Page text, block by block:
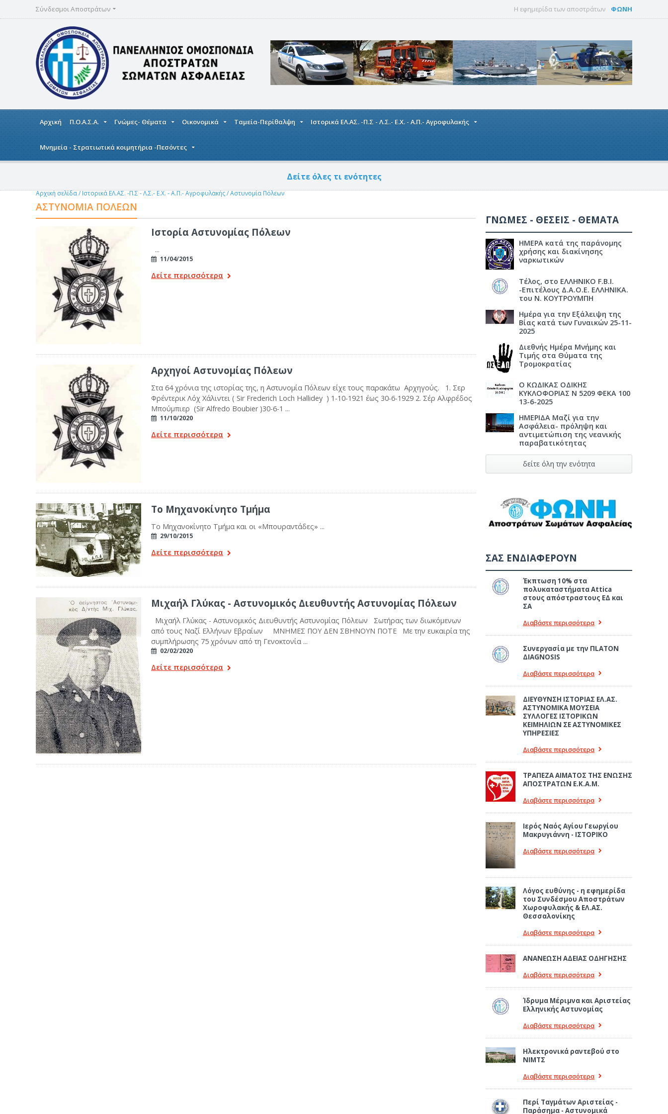
Η εφημερίδα των αποστράτων ΦΩΝΗ
Σύνδεσμοι Αποστράτων
Αρχική Π.Ο.Α.Σ.Α. Γνώμες- Θέματα Οικονομικά Ταμεία-Περίθαλψη Ιστορικά ΕΛ.ΑΣ. -Π.Σ - Λ.Σ.- Ε.Χ. - Α.Π.- Αγροφυλακής
Μνημεία - Στρατιωτικά κοιμητήρια -Πεσόντες
Δείτε όλες τι ενότητες
Αρχική σελίδα/Ιστορικά ΕΛ.ΑΣ. -Π.Σ - Λ.Σ.- Ε.Χ. - Α.Π.- Αγροφυλακής/Αστυνομία Πόλεων
ΑΣΤΥΝΟΜΊΑ ΠΌΛΕΩΝ
Ιστορία Αστυνομίας Πόλεων
...
11/04/2015
Δείτε περισσότερα
Αρχηγοί Αστυνομίας Πόλεων
Στα 64 χρόνια της ιστορίας της, η Αστυνομία Πόλεων είχε τους παρακάτω Αρχηγούς. 1. Σερ
Φρέντερικ Λόχ Χάλιντει ( Sir Frederich Loch Hallidey ) 1-10-1921 έως 30-6-1929 2. Σέρ Αλφρέδος
Μπούμπιερ (Sir Alfredo Boubier )30-6-1 ...
11/10/2020
Δείτε περισσότερα
Το Μηχανοκίνητο Τμήμα
Το Μηχανοκίνητο Τμήμα και οι «Μπουραντάδες» ...
29/10/2015
Δείτε περισσότερα
Μιχαήλ Γλύκας - Αστυνομικός Διευθυντής Αστυνομίας Πόλεων
Μιχαήλ Γλύκας - Αστυνομικός Διευθυντής Αστυνομίας Πόλεων Σωτήρας των διωκόμενων
από τους Ναζί Ελλήνων Εβραίων ΜΝΗΜΕΣ ΠΟΥ ΔΕΝ ΣΒΗΝΟΥΝ ΠΟΤΕ Με την ευκαιρία της
συμπλήρωσης 75 χρόνων από τη Γενοκτονία ...
02/02/2020
Δείτε περισσότερα
ΓΝΩΜΕΣ - ΘΕΣΕΙΣ - ΘΕΜΑΤΑ
ΗΜΕΡΑ κατά της παράνομης
χρήσης και διακίνησης
ναρκωτικών
Τέλος, στο ΕΛΛΗΝΙΚΟ F.B.I.
-Επιτέλους Δ.Α.Ο.Ε. ΕΛΛΗΝΙΚΑ.
του Ν. ΚΟΥΤΡΟΥΜΠΗ
Ημέρα για την Εξάλειψη της
Βίας κατά των Γυναικών 25-11-
2025
Διεθνής Ημέρα Μνήμης και
Τιμής στα Θύματα της
Τρομοκρατίας
Ο ΚΩΔΙΚΑΣ ΟΔΙΚΗΣ
ΚΥΚΛΟΦΟΡΙΑΣ Ν 5209 ΦΕΚΑ 100
13-6-2025
ΗΜΕΡΙΔΑ Μαζί για την
Ασφάλεια- πρόληψη και
αντιμετώπιση της νεανικής
παραβατικότητας
δείτε όλη την ενότητα
ΣΑΣ ΕΝΔΙΑΦΕΡΟΥΝ
Έκπτωση 10% στα
πολυκαταστήματα Attica
στους απόστραστους ΕΔ και
ΣΑ
Διαβάστε περισσότερα
Συνεργασία με την ΠLATON
ΔIAGNOSIS
Διαβάστε περισσότερα
ΔΙΕΥΘΥΝΣΗ ΙΣΤΟΡΙΑΣ ΕΛ.ΑΣ.
ΑΣΤΥΝΟΜΙΚΑ ΜΟΥΣΕΙΑ
ΣΥΛΛΟΓΕΣ ΙΣΤΟΡΙΚΩΝ
ΚΕΙΜΗΛΙΩΝ ΣΕ ΑΣΤΥΝΟΜΙΚΕΣ
ΥΠΗΡΕΣΙΕΣ
Διαβάστε περισσότερα
ΤΡΑΠΕΖΑ ΑΙΜΑΤΟΣ ΤΗΣ ΕΝΩΣΗΣ
ΑΠΟΣΤΡΑΤΩΝ Ε.Κ.Α.Μ.
Διαβάστε περισσότερα
Ιερός Ναός Αγίου Γεωργίου
Μακρυγιάννη - ΙΣΤΟΡΙΚΟ
Διαβάστε περισσότερα
Λόγος ευθύνης - η εφημερίδα
του Συνδέσμου Αποστράτων
Χωροφυλακής & ΕΛ.ΑΣ.
Θεσσαλονίκης
Διαβάστε περισσότερα
ΑΝΑΝΕΩΣΗ ΑΔΕΙΑΣ ΟΔΗΓΗΣΗΣ
Διαβάστε περισσότερα
Ίδρυμα Μέριμνα και Αριστείας
Ελληνικής Αστυνομίας
Διαβάστε περισσότερα
Ηλεκτρονικά ραντεβού στο
ΝΙΜΤΣ
Διαβάστε περισσότερα
Περί Ταγμάτων Αριστείας -
Παράσημα - Αστυνομικά